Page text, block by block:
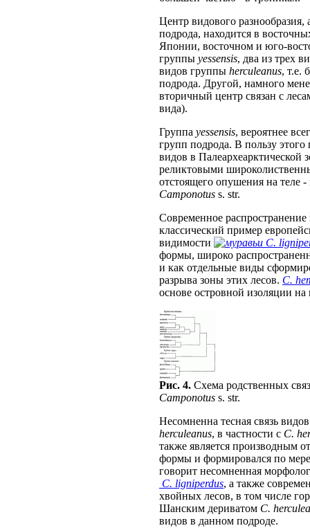
Центр видового разнообразия,
подрода, находится в
Японии, восточном и юго-
группы yessensis, два из трех
видов группы herculeanus, т.е.
подрода. Другой, намного
вторичный центр связан с
вида).
Группа yessensis, вероятнее
групп подрода. В пользу этого
видов в Палеархеарктической
реликтовыми
отстоящего опушения на теле
Camponotus s. str.
Современное
классический пример
видимости
C.
формы, широко
и как отдельные виды
разрыва зоны этих лесов. C.
основе островной изоляции
Рис. 4. Схема родственных
Camponotus s. str.
Несомненна тесная связь
herculeanus, в частности с C.
также является производным
формы и формировался по
говорит несомненная
C. ligniperdus, а также
хвойных лесов, в том числе
Шанским дериватом C.
видов в данном подроде.